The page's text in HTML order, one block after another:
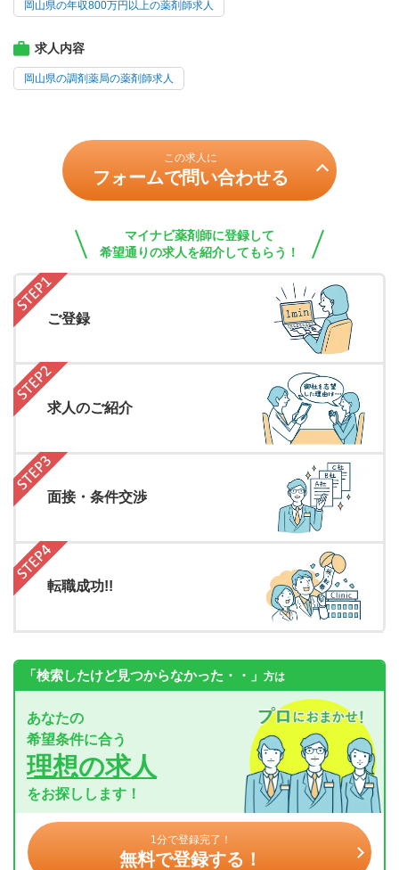
岡山県の年収800万円以上の薬剤師求人
求人内容
岡山県の調剤薬局の薬剤師求人
この求人に
フォームで問い合わせる
マイナビ薬剤師に登録して
希望通りの求人を紹介してもらう！
ご登録
求人のご紹介
面接・条件交渉
転職成功!!
「検索したけど見つからなかった・・」 方は
あなたの
希望条件に合う
理想の求人
をお探しします！
1分で登録完了！
無料で登録する！